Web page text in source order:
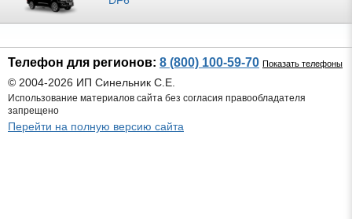
Телефон для регионов: 8 (800) 100-59-70 Показать телефоны
© 2004-2026 ИП Синельник С.Е.
Использование материалов сайта без согласия правообладателя
запрещено
Перейти на полную версию сайта